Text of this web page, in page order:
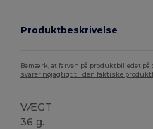
Produktbeskrivelse
Bemærk, at farven på produktbilledet
svarer nøjagtigt til den faktiske
VÆGT
36 g.